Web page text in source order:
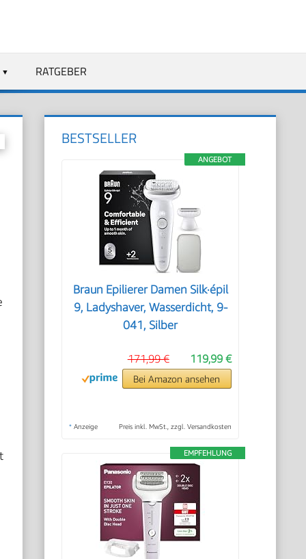
RATGEBER
BESTSELLER
ANGEBOT
Braun Epilierer Damen Silk·épil
9, Ladyshaver, Wasserdicht, 9-
041, Silber
119,99 €
171,99 €
Bei Amazon ansehen
* Anzeige Preis inkl. MwSt., zzgl. Versandkosten
EMPFEHLUNG